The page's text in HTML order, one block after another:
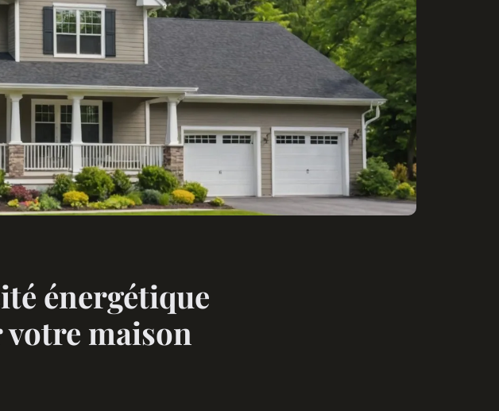
énergétique
votre maison